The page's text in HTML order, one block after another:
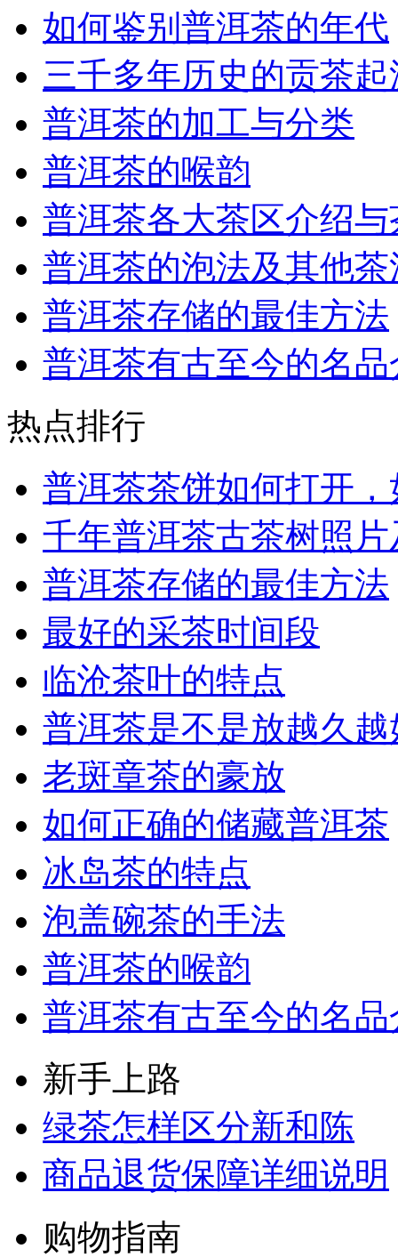
如何鉴别普洱茶的年代
三千多年历史的贡茶起
普洱茶的加工与分类
普洱茶的喉韵
普洱茶各大茶区介绍
普洱茶的泡法及其他
普洱茶存储的最佳方法
普洱茶有古至今的名品
热点排行
普洱茶茶饼如何打开
千年普洱茶古茶树照
普洱茶存储的最佳方法
最好的采茶时间段
临沧茶叶的特点
普洱茶是不是放越久越
老斑章茶的豪放
如何正确的储藏普洱茶
冰岛茶的特点
泡盖碗茶的手法
普洱茶的喉韵
普洱茶有古至今的名品
新手上路
绿茶怎样区分新和陈
商品退货保障详细说明
购物指南